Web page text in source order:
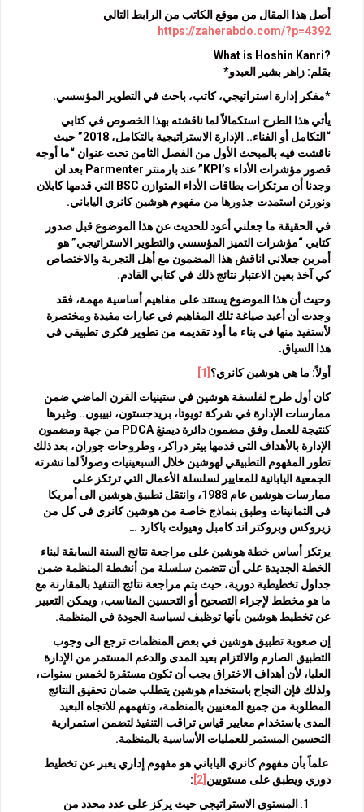
أصل هذا المقال من موقع الكاتب من الرابط التالي
https://zaherabdo.com/?p=4392
?What is Hoshin Kanri
بقلم: زاهر بشير العبدو*
*مفكر إدارة استراتيجي، كاتب، باحث في التطوير المؤسسي.
يأتي هذا الطرح استكمالاً لما ناقشته بهذا الخصوص في كتابي
“التكامل أو الفناء.. الإدارة الاستراتيجية بالتكامل، 2018” حيث
ناقشت فيه بالمبحث الأول من الفصل الثامن تحت عنوان “ما أوجه
قصور مؤشرات الأداء KPI’s” عند بارمنتر Parmenter بعد ان
وجدنا أن مرتكزات بطاقات الأداء المتوازن BSC التي قدمها كابلان
ونورتن استمدت جذورها من مفهوم هوشين كانري الياباني.
في الحقيقة ما جعلني أعود للحديث عن هذا الموضوع قبل صدور
كتابي “مؤشرات التميز المؤسسي والتطوير الاستراتيجي” هو
أمرين جعلاني اناقش هذا المضمون مع أهل التجربة والاختصاص
كي آخذ بعين الاعتبار نتائج ذلك في كتابي القادم.
وحيث أن هذا الموضوع يستند على مفاهيم أساسية مهمة، فقد
وجدت أن أعيد صياغة تلك المفاهيم في عبارات مفيدة ومختصرة
لأستفيد منها في بناء ما أود تقديمه من تطوير فكري تطبيقي في
هذا السياق.
أولاً: ما هي هوشين كانري؟[1]
كان أول طرح لفلسفة هوشين في ستينيات القرن الماضي ضمن
ممارسات الإدارة في شركة تويوتا، بريدجستون، نبيبون.. وغيرها
كنتيجة للعمل وفق مضمون دائرة ديمنغ PDCA من جهة ومضمون
الإدارة بالأهداف التي قدمها بيتر دراكر، وطروحات جوران، بعد ذلك
تطور المفهوم التطبيقي لهوشين خلال السبعينيات وصولاً لما نشرته
الجمعية اليابانية للمعايير لسلسلة الأعمال التي ترتكز على
ممارسات هوشين عام 1988، وانتقل تطبيق هوشين الى أمريكا
في الثمانينات وطبق بنماذج خاصة من هوشين كانري في كل من
زيروكس وبروكتر اند كامبل وهيولت باكارد …
يرتكز أساس خطة هوشين على مراجعة نتائج السنة السابقة لبناء
الخطة الجديدة على أن تتضمن سلسلة من أنشطة المنظمة ضمن
جداول تخطيطية دورية، حيث يتم مراجعة نتائج التنفيذ بالمقارنة مع
ما هو مخطط لإجراء التصحيح أو التحسين المناسب، ويمكن التعبير
عن تخطيط هوشين بأنها توظيف لسياسة الجودة في المنظمة.
إن صعوبة تطبيق هوشين في بعض المنظمات ترجع الى وجوب
التطبيق الصارم والالتزام بعيد المدى والدعم المستمر من الإدارة
العليا، لأن أهداف الاختراق يجب أن تكون مستقرة لخمس سنوات،
ولذلك فإن النجاح باستخدام هوشين يتطلب ضمان تحقيق النتائج
المطلوبة من جميع المعنيين بالمنظمة، وتفهمهم للاتجاه البعيد
المدى باستخدام معايير قياس تراقب التنفيذ لتضمن استمرارية
التحسين المستمر للعمليات الأساسية بالمنظمة.
علماً بأن مفهوم كانري الياباني هو مفهوم إداري يعبر عن تخطيط
دوري ويطبق على مستويين[2]
المستوى الاستراتيجي حيث يركز على عدد محدد من